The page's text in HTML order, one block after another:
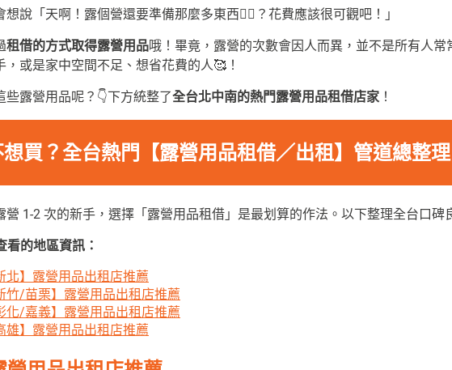
說「天啊！露個營還要準備那麼多東西😵‍💫？花費應該很可觀吧！」
租借的方式取得露營用品哦！畢竟，露營的次數會因人而異，並不是所有人
，或是家中空間不足、想省花費的人🥰！
些露營用品呢？👇下方統整了全台北中南的熱門露營用品租借店家 ！
買？全台熱門【露營用品租借／出租】管道總整理
營 1-2 次的新手，選擇「露營用品租借」是最划算的作法。以下整理全台口碑
看的地區資訊：
北】露營用品出租店推薦
竹/苗栗】露營用品出租店推薦
化/嘉義】露營用品出租店推薦
雄】露營用品出租店推薦